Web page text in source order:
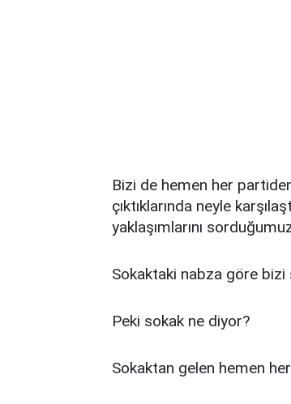
Bizi de hemen her
çıktıklarında neyle
yaklaşımlarını
Sokaktaki nabza göre
Peki sokak ne diyor?
Sokaktan gelen hemen